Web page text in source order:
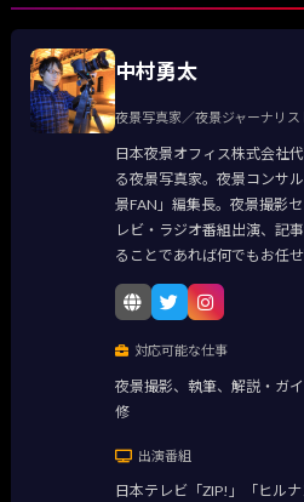
中村勇太
夜景写真家／夜景ジャーナリス
日本夜景オフィス株式会社
る夜景写真家。夜景コンサ
景FAN」編集長。夜景撮影
レビ・ラジオ番組出演、記
ることであれば何でもお任せ
対応可能な仕事
夜景撮影、執筆、解説・ガ
修
出演番組
日本テレビ「ZIP!」「ヒル